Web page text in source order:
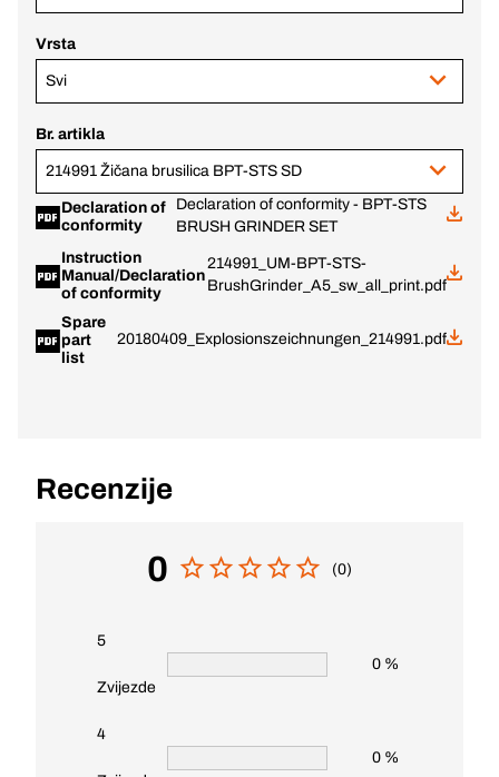
Vrsta
Svi
Br. artikla
214991 Žičana brusilica BPT-STS SD
Declaration of
conformity
Declaration of conformity - BPT-STS
BRUSH GRINDER SET
Instruction
Manual/Declaration
of conformity
214991_UM-BPT-STS-
BrushGrinder_A5_sw_all_print.pdf
Spare
part
list
20180409_Explosionszeichnungen_214991.pdf
Recenzije
0 (0)
5
Zvijezde
0 %
4
0 %